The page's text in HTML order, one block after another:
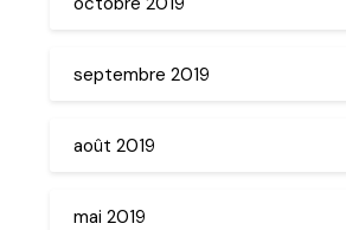
septembre 2019
août 2019
mai 2019